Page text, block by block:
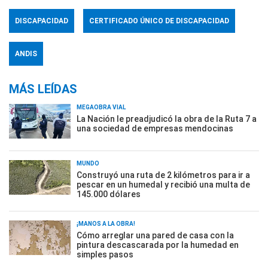
DISCAPACIDAD CERTIFICADO ÚNICO DE DISCAPACIDAD
ANDIS
MÁS LEÍDAS
MEGAOBRA VIAL
La Nación le preadjudicó la obra de la Ruta 7 a
una sociedad de empresas mendocinas
MUNDO
Construyó una ruta de 2 kilómetros para ir a
pescar en un humedal y recibió una multa de
145.000 dólares
¡MANOS A LA OBRA!
Cómo arreglar una pared de casa con la
pintura descascarada por la humedad en
simples pasos